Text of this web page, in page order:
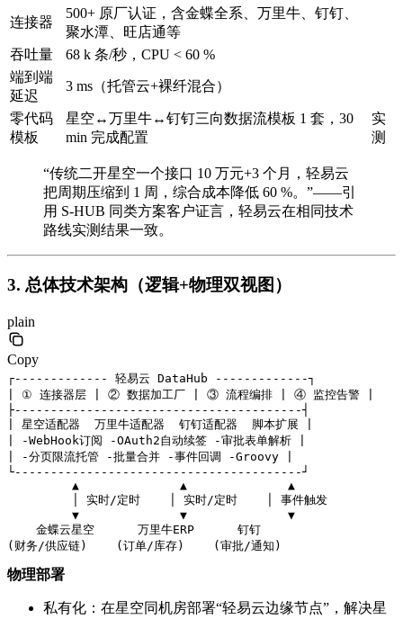
连接器
500+ 原厂认证，含金蝶全系、万里牛、钉钉、
聚水潭、旺店通等
吞吐量
68 k 条/秒，CPU < 60 %
端到端
延迟
3 ms（托管云+裸纤混合）
零代码
模板
星空↔万里牛↔钉钉三向数据流模板 1 套，30
min 完成配置
实
测
“传统二开星空一个接口 10 万元+3 个月，轻易云
把周期压缩到 1 周，综合成本降低 60 %。”——引
用 S-HUB 同类方案客户证言，轻易云在相同技术
路线实测结果一致。
3. 总体技术架构（逻辑+物理双视图）
plain
Copy
┌------------- 轻易云 DataHub -------------┐
| ① 连接器层 | ② 数据加工厂 | ③ 流程编排 | ④ 监控告警 |
├----------------------------------------┤
| 星空适配器  万里牛适配器  钉钉适配器  脚本扩展 |
| -WebHook订阅 -OAuth2自动续签 -审批表单解析 |
| -分页限流托管 -批量合并 -事件回调 -Groovy |
└----------------------------------------┘
         ▲              ▲              ▲
         │ 实时/定时    │ 实时/定时    │ 事件触发
         ▼              ▼              ▼
    金蝶云星空      万里牛ERP      钉钉
(财务/供应链)    (订单/库存)    (审批/通知)
物理部署
私有化：在星空同机房部署“轻易云边缘节点”，解决星